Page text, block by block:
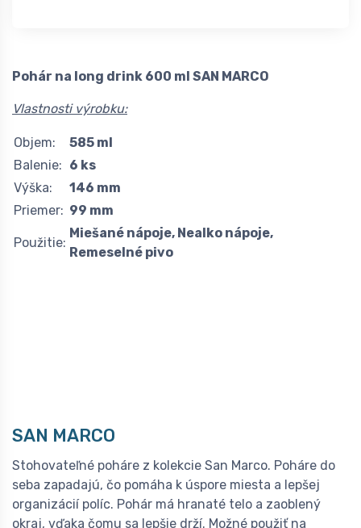
Pohár na long drink 600 ml SAN MARCO
Vlastnosti výrobku:
Objem:
585 ml
Balenie: 6 ks
Výška:
146 mm
Priemer: 99 mm
Použitie:
Miešané nápoje, Nealko nápoje,
Remeselné pivo
SAN MARCO
Stohovateľné poháre z kolekcie San Marco. Poháre do
seba zapadajú, čo pomáha k úspore miesta a lepšej
organizácií políc. Pohár má hranaté telo a zaoblený
okraj, vďaka čomu sa lepšie drží. Možné použiť na